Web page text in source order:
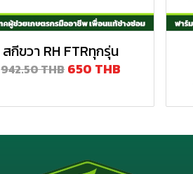
สกีขวา RH FTRทุกรุ่น
942.50 THB650 THB